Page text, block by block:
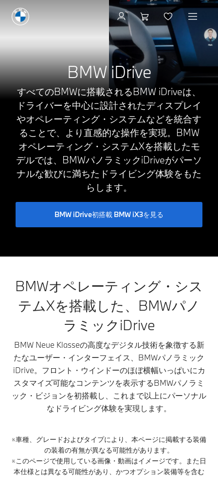
BMW iDrive
すべてのBMWに搭載されるBMW iDriveは、
ドライバーを中心に設計されたディスプレイ
やオペレーティング・システムなどを統合す
ることで、より直感的な操作を実現。BMW
オペレーティング・システムXを搭載したモ
デルでは、BMWパノラミックiDriveがパーソ
ナルな歓びに満ちたドライビング体験をもた
らします。
BMW iDrive初搭載 BMW iX3を見る
BMWオペレーティング・シス
テムXを搭載した、BMWパノ
ラミックiDrive
BMW Neue Klasseの高度なデジタル技術を象徴する新
たなユーザー・インターフェイス、BMWパノラミック
iDrive。フロント・ウインドーのほぼ横幅いっぱいにカ
スタマイズ可能なコンテンツを表示するBMWパノラミ
ック・ビジョンを初搭載し、これまで以上にパーソナル
なドライビング体験を実現します。
※車種、グレードおよびタイプにより、本ページに掲載する装備
の装着の有無が異なる可能性があります。
※このページで使用している画像・動画はイメージです。また日
本仕様とは異なる可能性があり、かつオプション装備等を含む